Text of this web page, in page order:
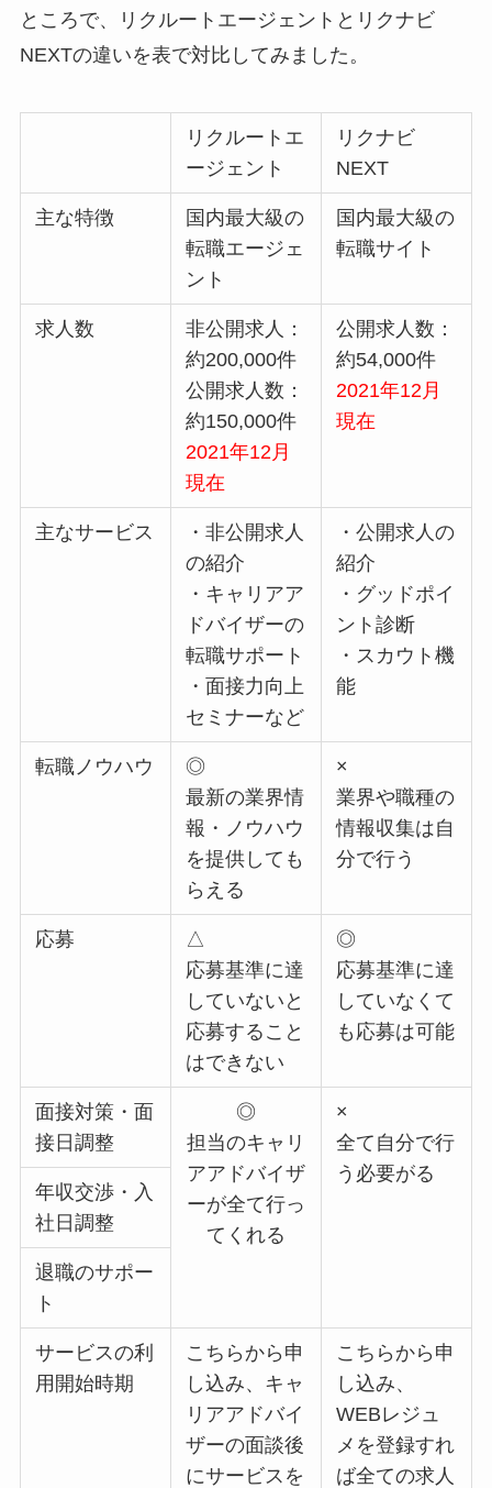
ところで、リクルートエージェントとリクナビ
NEXTの違いを表で対比してみました。
リクルートエ
ージェント
リクナビ
NEXT
主な特徴
国内最大級の
転職エージェ
ント
国内最大級の
転職サイト
求人数
非公開求人：
約200,000件
公開求人数：
約150,000件
2021年12月
現在
公開求人数：
約54,000件
2021年12月
現在
主なサービス
・非公開求人
の紹介
・キャリアア
ドバイザーの
転職サポート
・面接力向上
セミナーなど
・公開求人の
紹介
・グッドポイ
ント診断
・スカウト機
能
転職ノウハウ
◎
最新の業界情
報・ノウハウ
を提供しても
らえる
×
業界や職種の
情報収集は自
分で行う
応募
△
応募基準に達
していないと
応募すること
はできない
◎
応募基準に達
していなくて
も応募は可能
面接対策・面
接日調整
◎
担当のキャリ
アアドバイザ
ーが全て行っ
てくれる
×
全て自分で行
う必要がる
年収交渉・入
社日調整
退職のサポー
ト
サービスの利
用開始時期
こちらから申
し込み、キャ
リアアドバイ
ザーの面談後
にサービスを
こちらから申
し込み、
WEBレジュ
メを登録すれ
ば全ての求人